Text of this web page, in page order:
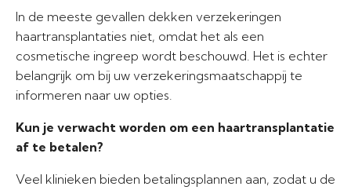
In de meeste gevallen dekken verzekeringen
haartransplantaties niet, omdat het als een
cosmetische ingreep wordt beschouwd. Het is echter
belangrijk om bij uw verzekeringsmaatschappij te
informeren naar uw opties.
Kun je verwacht worden om een haartransplantatie
af te betalen?
Veel klinieken bieden betalingsplannen aan, zodat u de